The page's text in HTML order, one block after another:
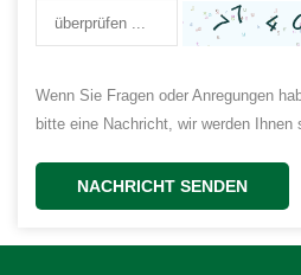
Wenn Sie Fragen oder Anregungen
bitte eine Nachricht, wir werden
NACHRICHT SENDEN